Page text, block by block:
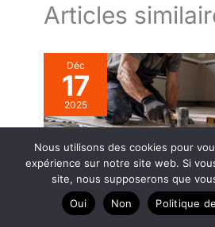
Articles
Déc
17
2025
Nous utilisons des cookies pour
expérience sur notre site web. Si
site, nous supposerons que
Oui
Non Politique